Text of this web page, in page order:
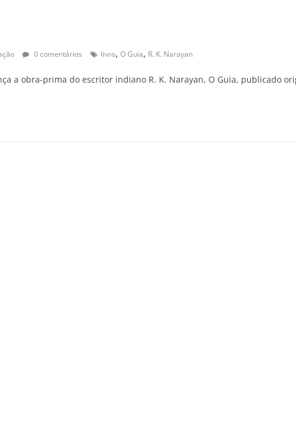
0 comentários livro, O Guia, R. K. Narayan
a obra-prima do escritor indiano R. K. Narayan, O Guia, publicado